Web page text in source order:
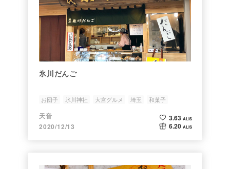
氷川だんご
お団子 氷川神社 大宮グルメ 埼玉 和菓子
天音
2020/12/13
3.63 ALIS
6.20 ALIS